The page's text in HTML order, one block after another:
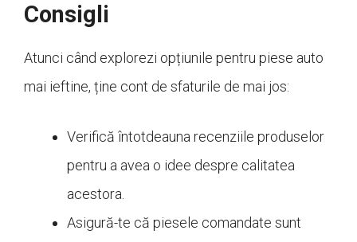
Consigli
Atunci când explorezi opțiunile pentru piese auto
mai ieftine, ține cont de sfaturile de mai jos:
Verifică întotdeauna recenziile produselor
pentru a avea o idee despre calitatea
acestora.
Asigură-te că piesele comandate sunt